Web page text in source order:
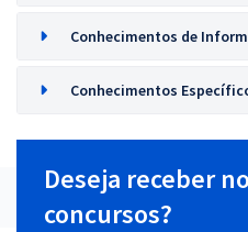
Conhecimentos de
Conhecimentos
Deseja receber
concursos?